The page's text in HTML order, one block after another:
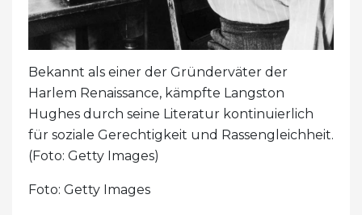
Bekannt als einer der Gründerväter der
Harlem Renaissance, kämpfte Langston
Hughes durch seine Literatur kontinuierlich
für soziale Gerechtigkeit und Rassengleichheit.
(Foto: Getty Images)
Foto: Getty Images